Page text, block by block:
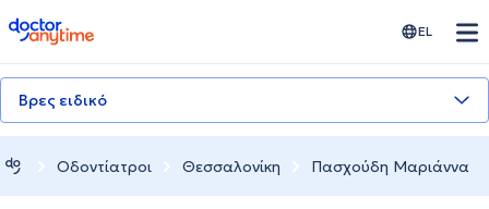
doctoranytime EL
Βρες ειδικό
Οδοντίατροι Θεσσαλονίκη Πασχούδη Μαριάννα